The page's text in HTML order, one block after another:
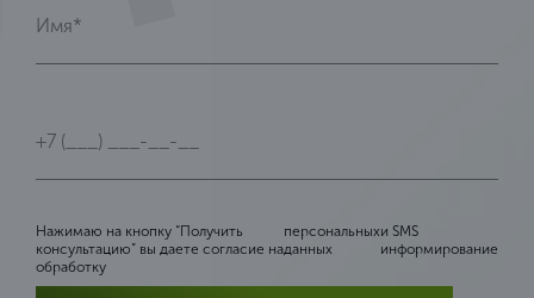
Нажимаю на кнопку “Получить
консультацию” вы даете согласие на
обработку
персональных
данных
и SMS
информирование